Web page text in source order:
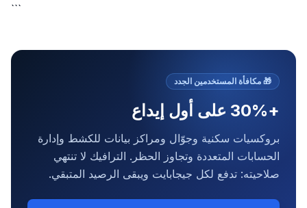
```
🎁 مكافأة المستخدمين الجدد
+30% على أول إيداع
بروكسيات سكنية وجوّال ومراكز بيانات للكشط وإدارة
الحسابات المتعددة وتجاوز الحظر. الترافيك لا تنتهي
صلاحيته: تدفع لكل جيجابايت ويبقى الرصيد المتبقي.